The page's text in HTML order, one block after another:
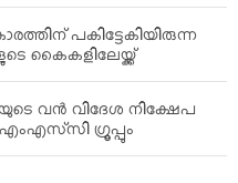
പകിട്ടേകിയിരുന്ന
കൈകളിലേയ്ക്ക്
വന്‍ വിദേശ നിക്ഷേപ
ഗ്രൂപ്പും